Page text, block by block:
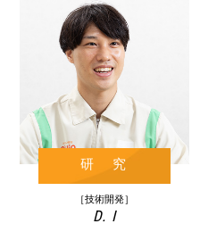
研 究
［技術開発］
D. I